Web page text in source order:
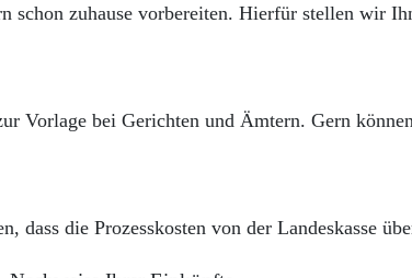
schon zuhause vorbereiten. Hierfür stellen wir
Vorlage bei Gerichten und Ämtern. Gern
dass die Prozesskosten von der Landeskasse